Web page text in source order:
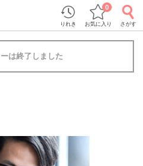
りれき お気に入り
0
さがす
は終了しました